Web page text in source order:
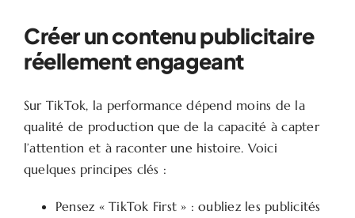
Créer un contenu publicitaire
réellement engageant
Sur TikTok, la performance dépend moins de la
qualité de production que de la capacité à capter
l’attention et à raconter une histoire. Voici
quelques principes clés :
Pensez « TikTok First » : oubliez les publicités